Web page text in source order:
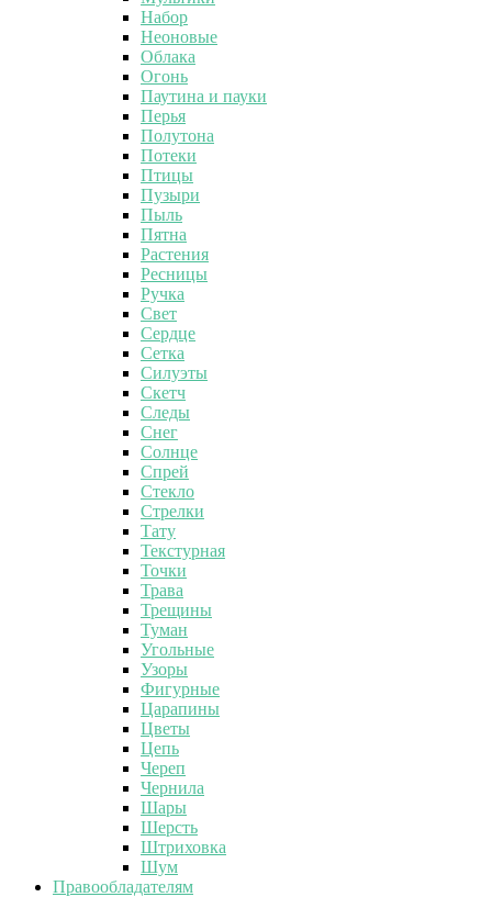
Набор
Неоновые
Облака
Огонь
Паутина и пауки
Перья
Полутона
Потеки
Птицы
Пузыри
Пыль
Пятна
Растения
Ресницы
Ручка
Свет
Сердце
Сетка
Силуэты
Скетч
Следы
Снег
Солнце
Спрей
Стекло
Стрелки
Тату
Текстурная
Точки
Трава
Трещины
Туман
Угольные
Узоры
Фигурные
Царапины
Цветы
Цепь
Череп
Чернила
Шары
Шерсть
Штриховка
Шум
Правообладателям